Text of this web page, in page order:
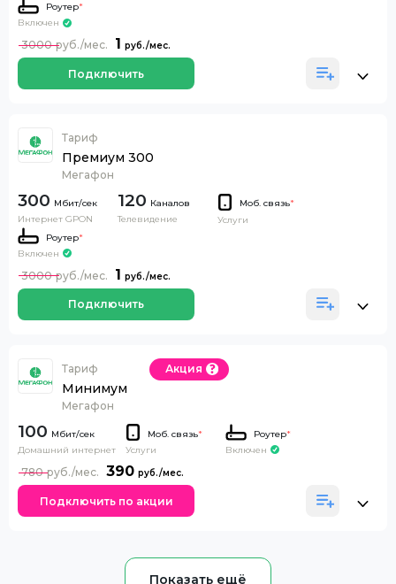
Роутер*
Включен
1
3000
Подключить
Тариф
Премиум 300
Мегафон
300
Интернет GPON
120 Каналов
Телевидение
Моб. связь*
Услуги
Роутер*
Включен
1
3000
Подключить
Тариф
Минимум
Мегафон
Акция
100
Домашний интернет
Моб. связь*
Услуги
Роутер*
Включен
390
780
Подключить по акции